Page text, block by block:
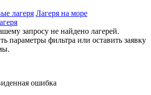
лагеря Лагеря на море
запросу не найдено лагерей.
параметры фильтра или оставить заявку
ошибка